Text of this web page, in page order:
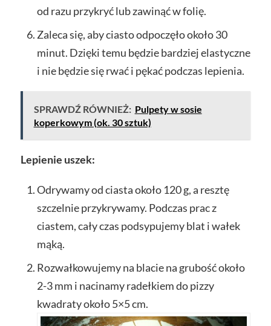
od razu przykryć lub zawinąć w folię.
Zaleca się, aby ciasto odpoczęło około 30
minut. Dzięki temu będzie bardziej elastyczne
i nie będzie się rwać i pękać podczas lepienia.
SPRAWDŹ RÓWNIEŻ: Pulpety w sosie
koperkowym (ok. 30 sztuk)
Lepienie uszek:
Odrywamy od ciasta około 120 g, a resztę
szczelnie przykrywamy. Podczas prac z
ciastem, cały czas podsypujemy blat i wałek
mąką.
Rozwałkowujemy na blacie na grubość około
2-3 mm i nacinamy radełkiem do pizzy
kwadraty około 5×5 cm.